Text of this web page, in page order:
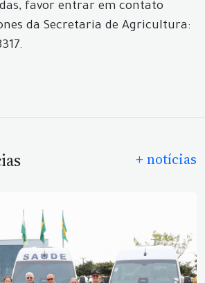
favor entrar em contato
da Secretaria de Agricultura:
+ notícias